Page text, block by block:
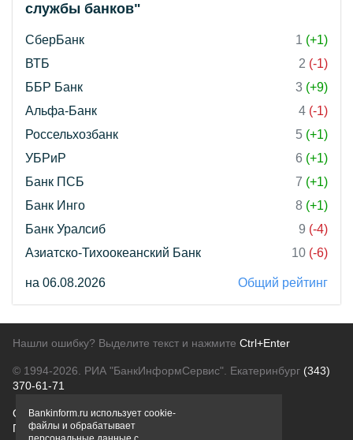
службы банков"
СберБанк 1 (+1)
ВТБ
2 (-1)
ББР Банк
3 (+9)
Альфа-Банк
4 (-1)
Россельхозбанк
5 (+1)
УБРиР
6 (+1)
Банк ПСБ
7 (+1)
Банк Инго
8 (+1)
Банк Уралсиб
9 (-4)
Азиатско-Тихоокеанский Банк
10 (-6)
на 06.08.2026 Общий рейтинг
Нашли ошибку? Выделите текст и нажмите Ctrl+Enter
© 1994-2026. РИА "БанкИнформСервис". Екатеринбург (343)
370-61-71
О проектеПолитика конфиденциальности
Правовая информацияДля рекламодателей
Bankinform.ru использует cookie-
файлы и обрабатывает